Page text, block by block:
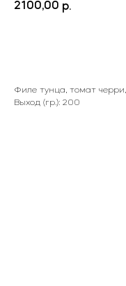
2100,00 р.
Филе тунца, томат
Выход (гр.): 200